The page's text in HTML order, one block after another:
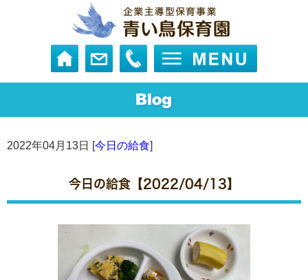
2022年04月13日 [今日の給食]
今日の給食【2022/04/13】